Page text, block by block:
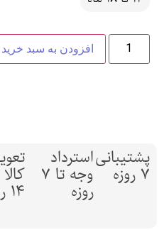
افزودن به سبد خرید
پشتیبانی
7 روزه
استرداد
وجه تا 7
روزه 14 روز